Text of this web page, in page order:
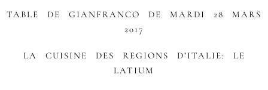
TABLE DE GIANFRANCO DE MARDI 28 MARS
2017
LA CUISINE DES REGIONS D’ITALIE: LE
LATIUM